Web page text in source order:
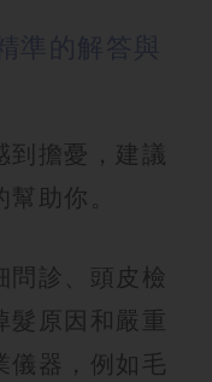
到擔憂，建議
助你。
問診、頭皮檢
髮原因和嚴重
儀器，例如毛